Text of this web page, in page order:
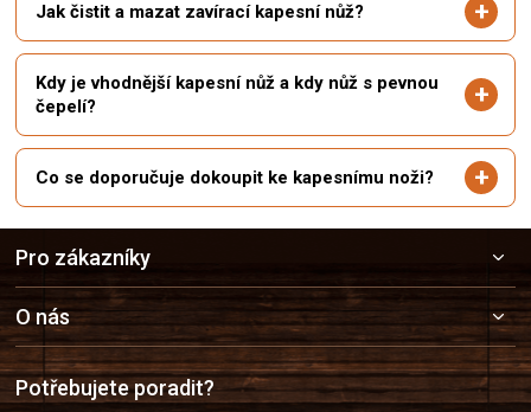
Jak čistit a mazat zavírací kapesní nůž?
Kdy je vhodnější kapesní nůž a kdy nůž s pevnou
čepelí?
Co se doporučuje dokoupit ke kapesnímu noži?
a
t
í
Pro zákazníky
O nás
Potřebujete poradit?